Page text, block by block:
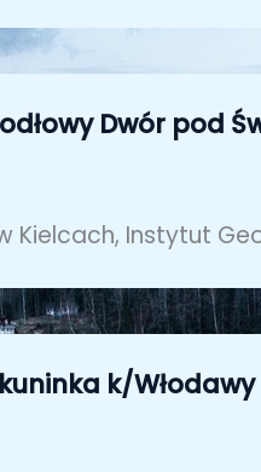
Dwór pod
Kielcach, Instytut
k/Włodawy